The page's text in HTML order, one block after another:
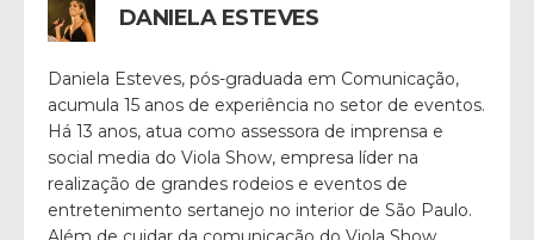
DANIELA ESTEVES
Daniela Esteves, pós-graduada em Comunicação,
acumula 15 anos de experiência no setor de eventos.
Há 13 anos, atua como assessora de imprensa e
social media do Viola Show, empresa líder na
realização de grandes rodeios e eventos de
entretenimento sertanejo no interior de São Paulo.